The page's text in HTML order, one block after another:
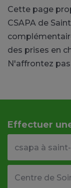
Cette page
CSAPA de
des prises en
N'affrontez
Effectuer